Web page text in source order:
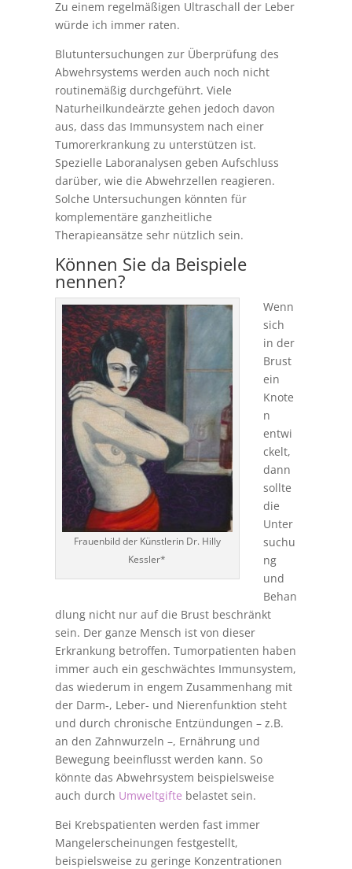
Zu einem regelmäßigen Ultraschall der Leber
würde ich immer raten.
Blutuntersuchungen zur Überprüfung des
Abwehrsystems werden auch noch nicht
routinemäßig durchgeführt. Viele
Naturheilkundeärzte gehen jedoch davon
aus, dass das Immunsystem nach einer
Tumorerkrankung zu unterstützen ist.
Spezielle Laboranalysen geben Aufschluss
darüber, wie die Abwehrzellen reagieren.
Solche Untersuchungen könnten für
komplementäre ganzheitliche
Therapieansätze sehr nützlich sein.
Können Sie da Beispiele
nennen?
Frauenbild der Künstlerin Dr. Hilly
Kessler*
Wenn
sich
in der
Brust
ein
Knote
n
entwi
ckelt,
dann
sollte
die
Unter
suchu
ng
und
Behan
dlung nicht nur auf die Brust beschränkt
sein. Der ganze Mensch ist von dieser
Erkrankung betroffen. Tumorpatienten haben
immer auch ein geschwächtes Immunsystem,
das wiederum in engem Zusammenhang mit
der Darm-, Leber- und Nierenfunktion steht
und durch chronische Entzündungen – z.B.
an den Zahnwurzeln –, Ernährung und
Bewegung beeinflusst werden kann. So
könnte das Abwehrsystem beispielsweise
auch durch Umweltgifte belastet sein.
Bei Krebspatienten werden fast immer
Mangelerscheinungen festgestellt,
beispielsweise zu geringe Konzentrationen